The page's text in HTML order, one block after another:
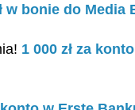
w bonie do
1 000 zł za